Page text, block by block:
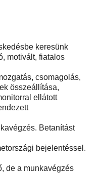
keresünk
motivált, fiatalos
csomagolás,
összeállítása,
ellátott
Betanítást
bejelentéssel.
de a munkavégzés